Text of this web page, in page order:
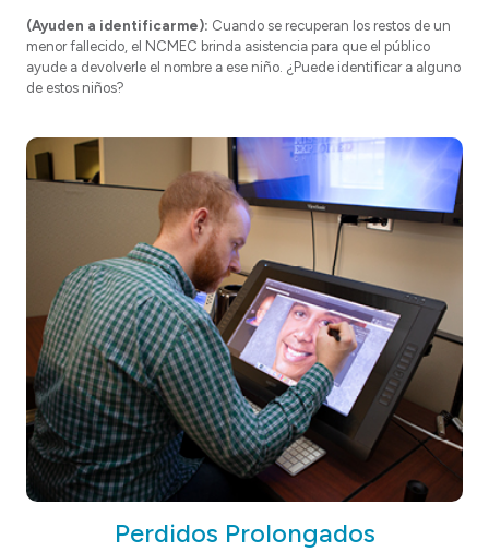
(Ayuden a identificarme): Cuando se recuperan los restos de un
menor fallecido, el NCMEC brinda asistencia para que el público
ayude a devolverle el nombre a ese niño. ¿Puede identificar a alguno
de estos niños?
Perdidos Prolongados